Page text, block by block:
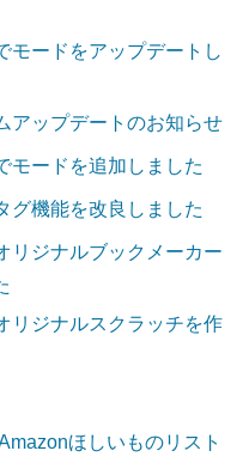
モードをアップデートし
アップデートのお知らせ
モードを追加しました
グ機能を改良しました
リジナルブックメーカー
リジナルスクラッチを作
ほしいものリスト